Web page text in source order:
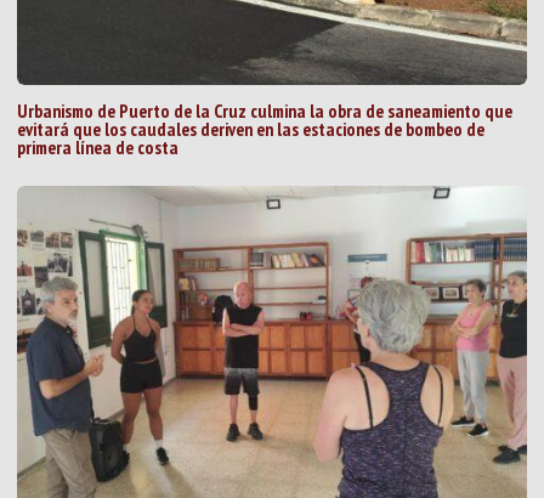
Urbanismo de Puerto de la Cruz culmina la obra de saneamiento que
evitará que los caudales deriven en las estaciones de bombeo de
primera línea de costa